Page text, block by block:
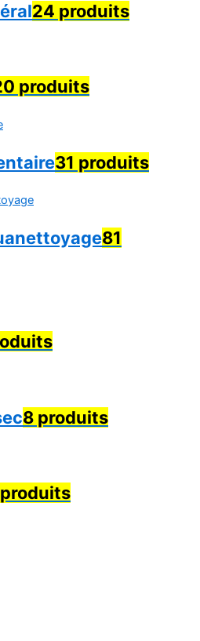
24 produits
produits
31 produits
81
8 produits
produits